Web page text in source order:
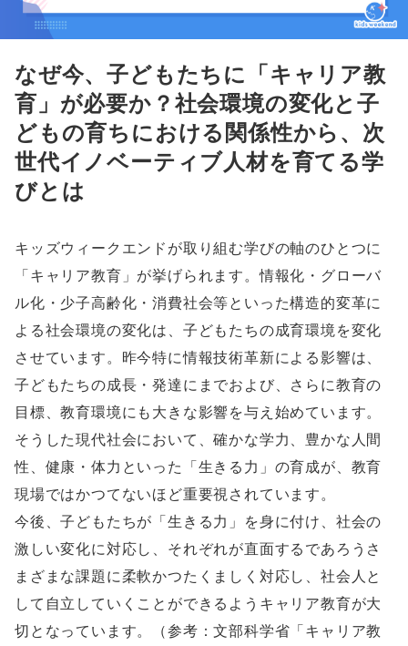
なぜ今、子どもたちに「キャリア教
育」が必要か？社会環境の変化と子
どもの育ちにおける関係性から、次
世代イノベーティブ人材を育てる学
びとは
キッズウィークエンドが取り組む学びの軸のひとつに
「キャリア教育」が挙げられます。情報化・グローバ
ル化・少子高齢化・消費社会等といった構造的変革に
よる社会環境の変化は、子どもたちの成育環境を変化
させています。昨今特に情報技術革新による影響は、
子どもたちの成長・発達にまでおよび、さらに教育の
目標、教育環境にも大きな影響を与え始めています。
そうした現代社会において、確かな学力、豊かな人間
性、健康・体力といった「生きる力」の育成が、教育
現場ではかつてないほど重要視されています。
今後、子どもたちが「生きる力」を身に付け、社会の
激しい変化に対応し、それぞれが直面するであろうさ
まざまな課題に柔軟かつたくましく対応し、社会人と
して自立していくことができるようキャリア教育が大
切となっています。（参考：文部科学省「キャリア教